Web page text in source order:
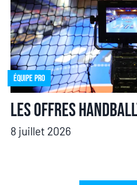
Équipe pro
Les offres
8 juillet 2026